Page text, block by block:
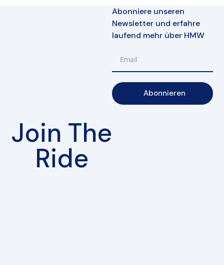
Join The
Ride
Abonniere unseren
Newsletter und erfahre
laufend mehr über HMW
Abonnieren